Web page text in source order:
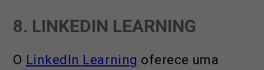
8. LINKEDIN LEARNING
O LinkedIn Learning oferece uma